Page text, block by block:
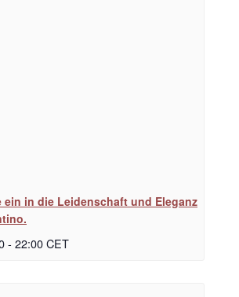
ein in die Leidenschaft und Eleganz
- 22:00CET